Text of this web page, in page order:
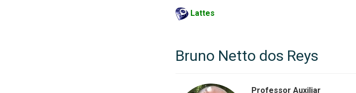
Lattes
Bruno Netto dos Reys
Professor Auxiliar